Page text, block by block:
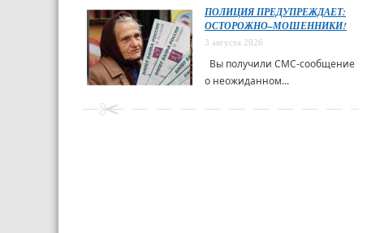
ПОЛИЦИЯ ПРЕДУПРЕЖДАЕТ:
ОСТОРОЖНО–МОШЕННИКИ!
3 августа 2026
Вы получили СМС-сообщение
о неожиданном...